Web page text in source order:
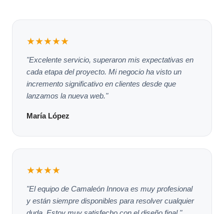
★★★★★
"Excelente servicio, superaron mis expectativas en
cada etapa del proyecto. Mi negocio ha visto un
incremento significativo en clientes desde que
lanzamos la nueva web."
María López
★★★★
"El equipo de Camaleón Innova es muy profesional
y están siempre disponibles para resolver cualquier